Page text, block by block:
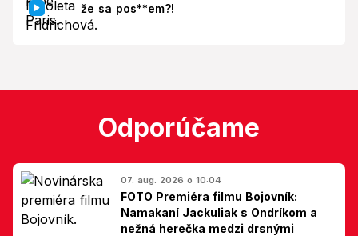
že sa pos**em?!
Odporúčame
07. aug. 2026 o 10:04
FOTO Premiéra filmu Bojovník:
Namakaní Jackuliak s Ondríkom a
nežná herečka medzi drsnými